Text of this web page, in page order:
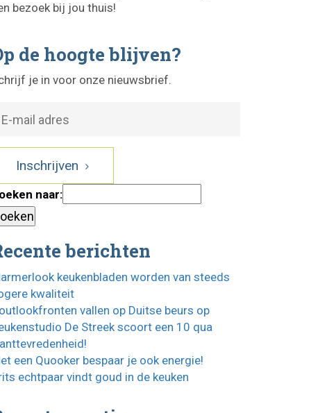
bezoek bij jou thuis!
de hoogte blijven?
je in voor onze nieuwsbrief.
Inschrijven
naar:
berichten
keukenbladen worden van steeds
kwaliteit
vallen op Duitse beurs op
De Streek scoort een 10 qua
een Quooker bespaar je ook energie!
echtpaar vindt goud in de keuken